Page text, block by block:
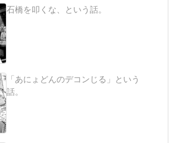
石橋を叩くな、という話。
「あにょどんのデコンじる」という
話。